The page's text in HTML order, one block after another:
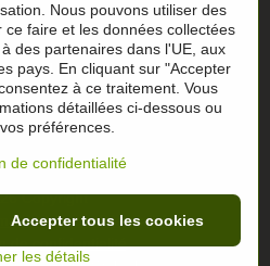
Copyright
de confidentialité
de confidentialité
Nous pouvons utiliser des
faire et les données collectées
des partenaires dans l'UE, aux
pays. En cliquant sur "Accepter
à ce traitement. Vous
détaillées ci-dessous ou
préférences.
de confidentialité
les détails
Accepter tous les cookies